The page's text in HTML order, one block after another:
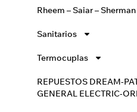
Rheem – Saiar –
Sanitarios
Termocuplas
REPUESTOS DREAM-
GENERAL ELECTRIC-